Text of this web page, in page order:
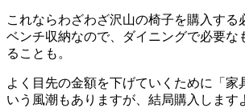
これならわざわざ沢山の椅子を購入する
ベンチ収納なので、ダイニングで必要な
ることも。
よく目先の金額を下げていくために「家
いう風潮もありますが、結局購入します